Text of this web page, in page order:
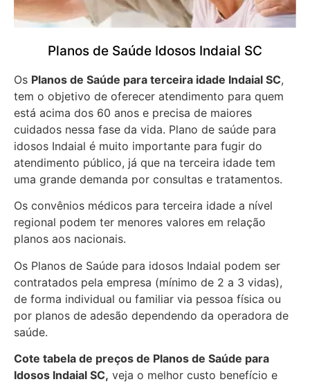
Planos de Saúde Idosos Indaial SC
Os Planos de Saúde para terceira idade Indaial SC,
tem o objetivo de oferecer atendimento para quem
está acima dos 60 anos e precisa de maiores
cuidados nessa fase da vida. Plano de saúde para
idosos Indaial é muito importante para fugir do
atendimento público, já que na terceira idade tem
uma grande demanda por consultas e tratamentos.
Os convênios médicos para terceira idade a nível
regional podem ter menores valores em relação
planos aos nacionais.
Os Planos de Saúde para idosos Indaial podem ser
contratados pela empresa (mínimo de 2 a 3 vidas),
de forma individual ou familiar via pessoa física ou
por planos de adesão dependendo da operadora de
saúde.
Cote tabela de preços de Planos de Saúde para
Idosos Indaial SC, veja o melhor custo benefício e